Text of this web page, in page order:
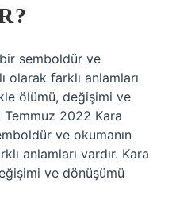
semboldür ve
olarak farklı anlamları
ölümü, değişimi ve
2022 Kara
ve okumanın
anlamları vardır. Kara
ve dönüşümü